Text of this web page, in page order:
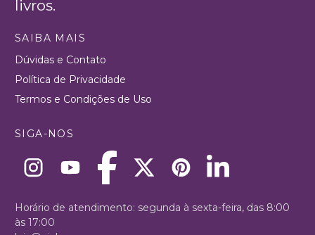
livros.
SAIBA MAIS
Dúvidas e Contato
Política de Privacidade
Termos e Condições de Uso
SIGA-NOS
Horário de atendimento: segunda à sexta-feira, das 8:00
às 17:00